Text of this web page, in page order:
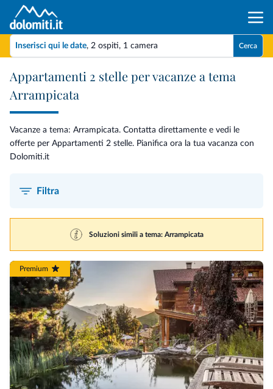
Inserisci qui le date, 2 ospiti, 1 camera Cerca
Appartamenti 2 stelle per vacanze a tema
Arrampicata
Vacanze a tema: Arrampicata. Contatta direttamente e vedi le
offerte per Appartamenti 2 stelle. Pianifica ora la tua vacanza con
Dolomiti.it
Filtra
Soluzioni simili a tema: Arrampicata
Premium